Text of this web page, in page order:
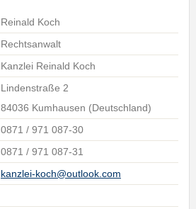
Reinald Koch
Rechtsanwalt
Kanzlei Reinald Koch
Lindenstraße 2
84036 Kumhausen (Deutschland)
0871 / 971 087-30
0871 / 971 087-31
kanzlei-koch@outlook.com